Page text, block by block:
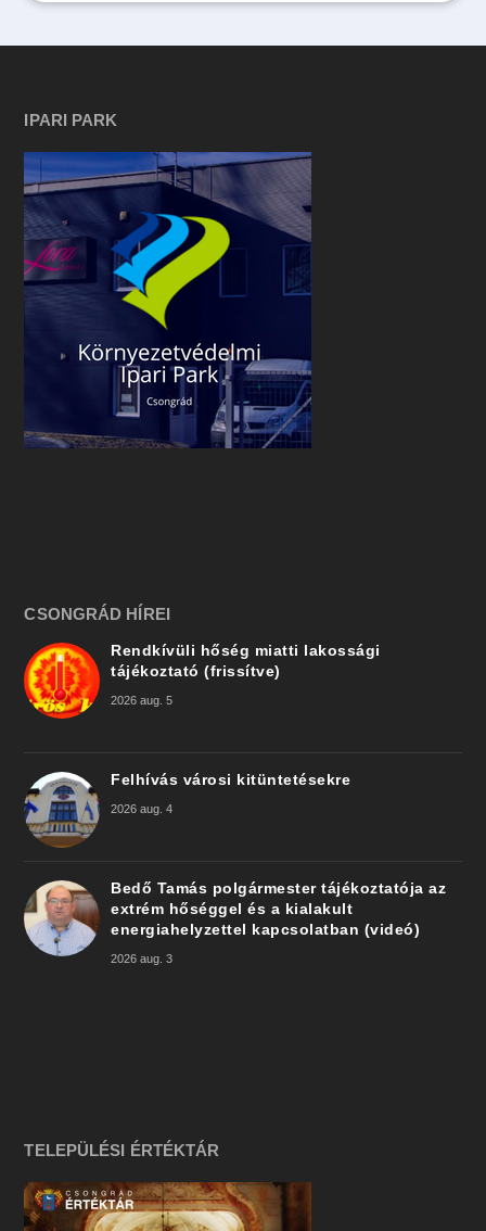
IPARI PARK
CSONGRÁD HÍREI
Rendkívüli hőség miatti lakossági
tájékoztató (frissítve)
2026 aug. 5
Felhívás városi kitüntetésekre
2026 aug. 4
Bedő Tamás polgármester tájékoztatója az
extrém hőséggel és a kialakult
energiahelyzettel kapcsolatban (videó)
2026 aug. 3
TELEPÜLÉSI ÉRTÉKTÁR